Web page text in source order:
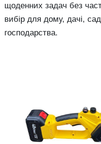
щоденних задач без
вибір для дому, дачі,
господарства.